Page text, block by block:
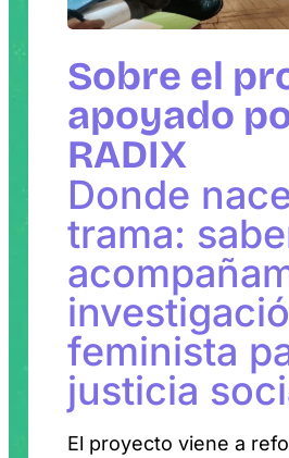
Sobre el
apoyado
RADIX
Donde
trama:
feminista
justicia
El proyecto viene a